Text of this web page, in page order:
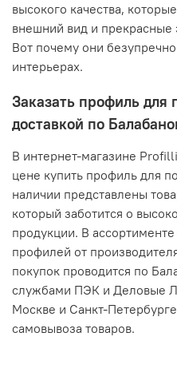
высокого качества,
внешний вид и прекрасные
Вот почему они
интерьерах.
Заказать профиль для
доставкой по
В интернет-магазине
цене купить профиль для
наличии представлены
который заботится о
продукции. В
профилей от
покупок проводится по
службами ПЭК и Деловые
Москве и Санкт-
самовывоза товаров.